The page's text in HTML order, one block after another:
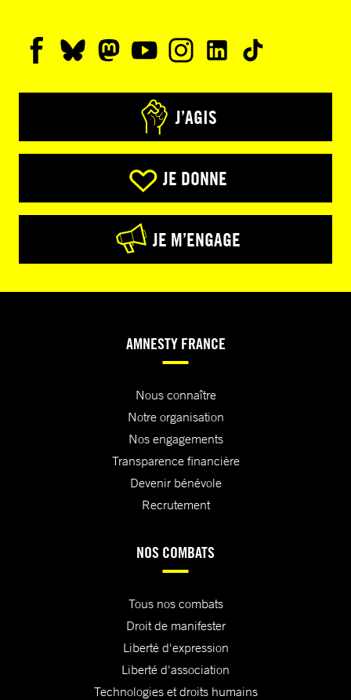
J’AGIS
JE DONNE
JE M’ENGAGE
AMNESTY FRANCE
Nous connaître
Notre organisation
Nos engagements
Transparence financière
Devenir bénévole
Recrutement
NOS COMBATS
Tous nos combats
Droit de manifester
Liberté d'expression
Liberté d'association
Technologies et droits humains